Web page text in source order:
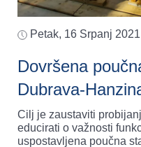
Petak, 16 Srpanj 2021
Dovršena
Dubrava-
Cilj je zaustaviti
educirati o važnosti
uspostavljena poučna